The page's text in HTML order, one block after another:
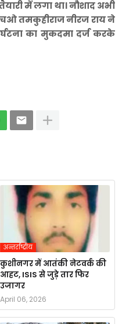
में लगा था। नौशाद अभी
तमकुहीराज नीरज राय ने
का मुकदमा दर्ज करके
अन्तर्राष्ट्रीय
कुशीनगर में आतंकी नेटवर्क की
आहट, ISIS से जुड़े तार फिर
उजागर
April 06, 2026